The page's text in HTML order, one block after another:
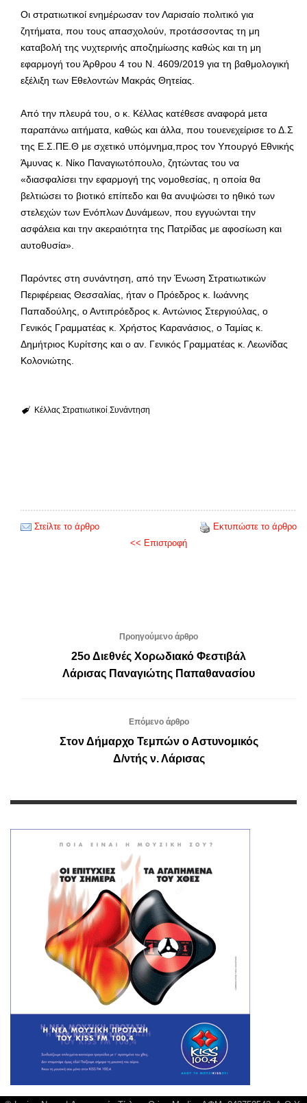
Οι στρατιωτικοί ενημέρωσαν τον Λαρισαίο πολιτικό για
ζητήματα, που τους απασχολούν, προτάσσοντας τη μη
καταβολή της νυχτερινής αποζημίωσης καθώς και τη μη
εφαρμογή του Άρθρου 4 του Ν. 4609/2019 για τη βαθμολογική
εξέλιξη των Εθελοντών Μακράς Θητείας.
Από την πλευρά του, ο κ. Κέλλας κατέθεσε αναφορά μετα
παραπάνω αιτήματα, καθώς και άλλα, που τουενεχείρισε το Δ.Σ
της Ε.Σ.ΠΕ.Θ με σχετικό υπόμνημα,προς τον Υπουργό Εθνικής
Άμυνας κ. Νίκο Παναγιωτόπουλο, ζητώντας του να
«διασφαλίσει την εφαρμογή της νομοθεσίας, η οποία θα
βελτιώσει το βιοτικό επίπεδο και θα ανυψώσει το ηθικό των
στελεχών των Ενόπλων Δυνάμεων, που εγγυώνται την
ασφάλεια και την ακεραιότητα της Πατρίδας με αφοσίωση και
αυτοθυσία».
Παρόντες στη συνάντηση, από την Ένωση Στρατιωτικών
Περιφέρειας Θεσσαλίας, ήταν ο Πρόεδρος κ. Ιωάννης
Παπαδούλης, ο Αντιπρόεδρος κ. Αντώνιος Στεργιούλας, ο
Γενικός Γραμματέας κ. Χρήστος Καρανάσιος, ο Ταμίας κ.
Δημήτριος Κυρίτσης και ο αν. Γενικός Γραμματέας κ. Λεωνίδας
Κολονιώτης.
Κέλλας Στρατιωτικοί Συνάντηση
Στείλτε το άρθρο
Εκτυπώστε το άρθρο
<< Επιστροφή
Προηγούμενο άρθρο
25ο Διεθνές Χορωδιακό Φεστιβάλ
Λάρισας Παναγιώτης Παπαθανασίου
Επόμενο άρθρο
Στον Δήμαρχο Τεμπών ο Αστυνομικός
Δ/ντής ν. Λάρισας